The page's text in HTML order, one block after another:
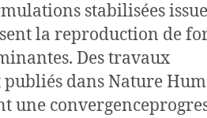
stabilisées
la reproduction de
Des travaux
dans Nature
une